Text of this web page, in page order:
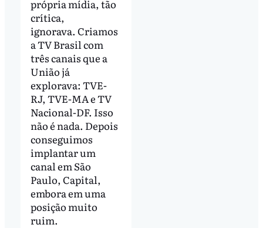
própria mídia, tão
crítica,
ignorava. Criamos
a TV Brasil com
três canais que a
União já
explorava: TVE-
RJ, TVE-MA e TV
Nacional-DF. Isso
não é nada. Depois
conseguimos
implantar um
canal em São
Paulo, Capital,
embora em uma
posição muito
ruim.